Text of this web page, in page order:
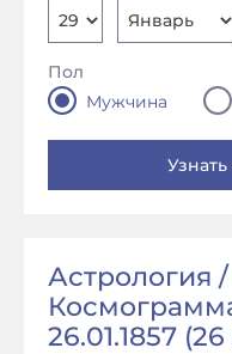
Пол
Мужчина
Астрология
26.01.1857 (26